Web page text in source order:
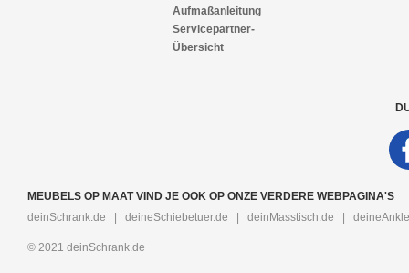
Aufmaßanleitung
Servicepartner-
Übersicht
MEUBELS OP MAAT VIND JE OOK OP ONZE VERDERE WEBPAGINA'S
deinSchrank.de | deineSchiebetuer.de | deinMasstisch.de |
© 2021 deinSchrank.de